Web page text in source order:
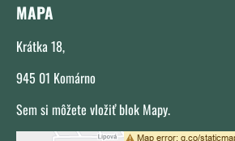
MAPA
Krátka 18,
945 01 Komárno
Sem si môžete vložiť blok Mapy.